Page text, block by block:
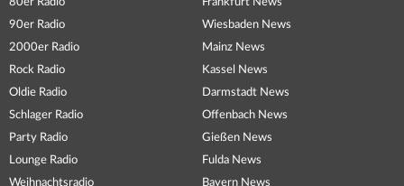
90er Radio
2000er Radio
Rock Radio
Oldie Radio
Schlager Radio
Party Radio
Lounge Radio
Weihnachtsradio
Wiesbaden News
Mainz News
Kassel News
Darmstadt News
Offenbach News
Gießen News
Fulda News
Bayern News